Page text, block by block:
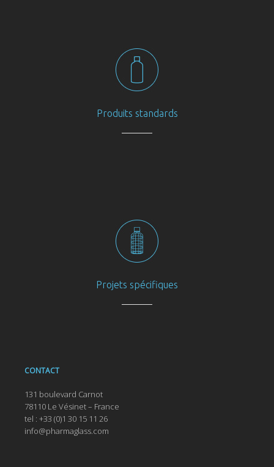
Produits standards
Projets spécifiques
CONTACT
131 boulevard Carnot
78110 Le Vésinet – France
tel : +33 (0)1 30 15 11 26
info@pharmaglass.com